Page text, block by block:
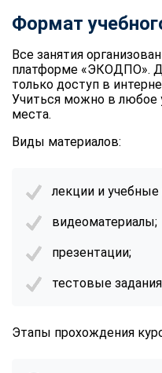
Формат
Все занятия
платформе «ЭКОДПО».
только доступ в
Учиться можно в любое
места.
Виды материалов:
лекции и учебные
видеоматериалы;
презентации;
тестовые
Этапы прохождения